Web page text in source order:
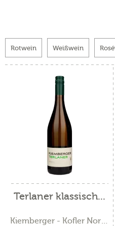
Rotwein Weißwein
Terlaner klassisch...
Kiemberger - Kofler Norbert